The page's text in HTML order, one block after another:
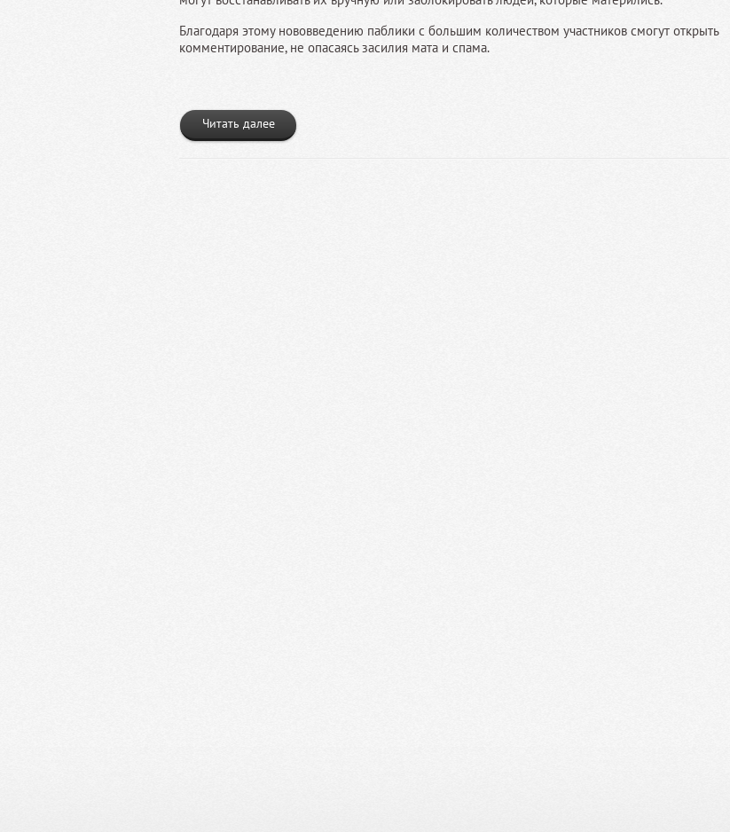
Благодаря этому нововведению паблики с большим количеством участников смогут открыть
комментирование, не опасаясь засилия мата и спама.
Читать далее